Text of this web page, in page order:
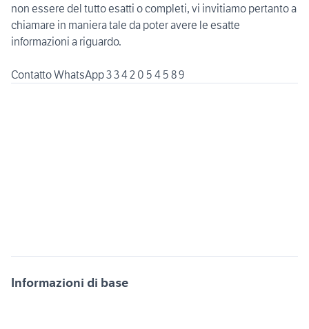
non essere del tutto esatti o completi, vi invitiamo pertanto a
chiamare in maniera tale da poter avere le esatte
informazioni a riguardo.
Informazioni di base